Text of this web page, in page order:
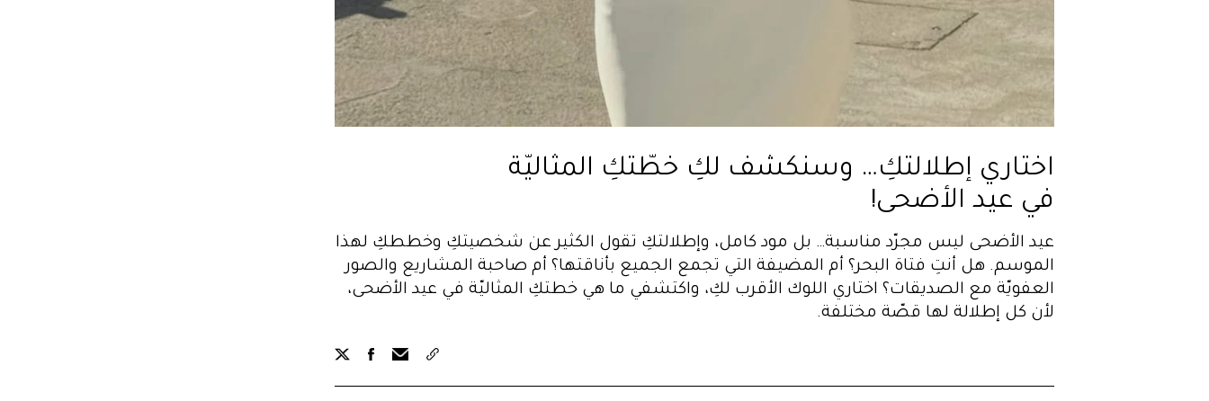
اختاري إطلالتكِ… وسنكشف لكِ خطّتكِ المثاليّة
في عيد الأضحى!
عيد الأضحى ليس مجرّد مناسبة… بل مود كامل، وإطلالتكِ تقول الكثير عن شخصيتكِ وخططكِ لهذا
الموسم. هل أنتِ فتاة البحر؟ أم المضيفة التي تجمع الجميع بأناقتها؟ أم صاحبة المشاريع والصور
العفويّة مع الصديقات؟ اختاري اللوك الأقرب لكِ، واكتشفي ما هي خطتكِ المثاليّة في عيد الأضحى،
لأن كل إطلالة لها قصّة مختلفة.